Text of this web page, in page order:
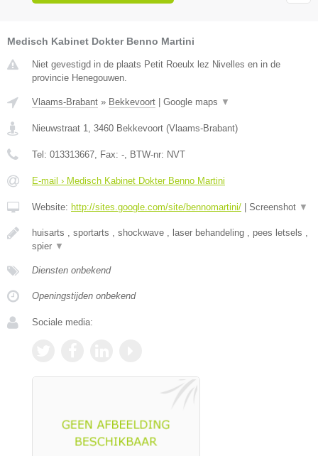
Medisch Kabinet Dokter Benno Martini
Niet gevestigd in de plaats Petit Roeulx lez Nivelles en in de
provincie Henegouwen.
Vlaams-Brabant » Bekkevoort Google maps ▼
Nieuwstraat 1, 3460 Bekkevoort (Vlaams-Brabant)
Tel: 013313667, Fax: -, BTW-nr: NVT
E-mail › Medisch Kabinet Dokter Benno Martini
Website: http://sites.google.com/site/bennomartini/ Screenshot ▼
huisarts , sportarts , shockwave , laser behandeling , pees letsels ,
spier ▼
Diensten onbekend
Openingstijden onbekend
Sociale media: